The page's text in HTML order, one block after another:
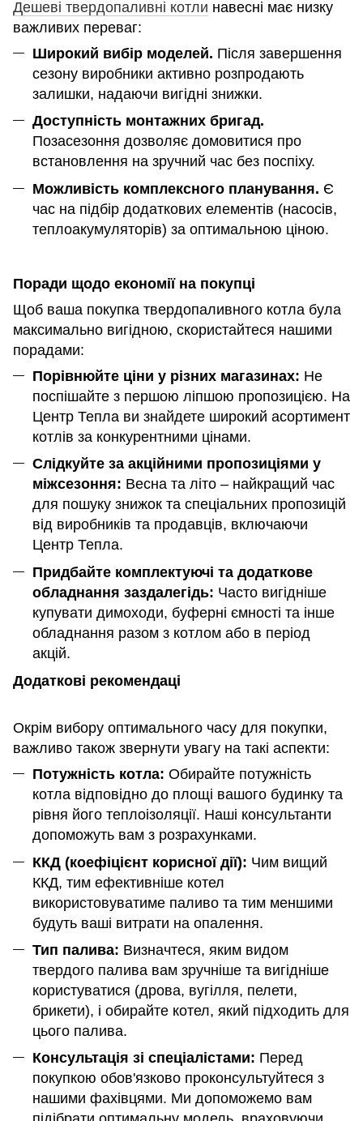
Дешеві твердопаливні котли навесні має низку
важливих переваг:
Широкий вибір моделей. Після завершення
сезону виробники активно розпродають
залишки, надаючи вигідні знижки.
Доступність монтажних бригад.
Позасезоння дозволяє домовитися про
встановлення на зручний час без поспіху.
Можливість комплексного планування. Є
час на підбір додаткових елементів (насосів,
теплоакумуляторів) за оптимальною ціною.
Поради щодо економії на покупці
Щоб ваша покупка твердопаливного котла була
максимально вигідною, скористайтеся нашими
порадами:
Порівнюйте ціни у різних магазинах: Не
поспішайте з першою ліпшою пропозицією. На
Центр Тепла ви знайдете широкий асортимент
котлів за конкурентними цінами.
Слідкуйте за акційними пропозиціями у
міжсезоння: Весна та літо – найкращий час
для пошуку знижок та спеціальних пропозицій
від виробників та продавців, включаючи
Центр Тепла.
Придбайте комплектуючі та додаткове
обладнання заздалегідь: Часто вигідніше
купувати димоходи, буферні ємності та інше
обладнання разом з котлом або в період
акцій.
Додаткові рекомендаці
Окрім вибору оптимального часу для покупки,
важливо також звернути увагу на такі аспекти:
Потужність котла: Обирайте потужність
котла відповідно до площі вашого будинку та
рівня його теплоізоляції. Наші консультанти
допоможуть вам з розрахунками.
ККД (коефіцієнт корисної дії): Чим вищий
ККД, тим ефективніше котел
використовуватиме паливо та тим меншими
будуть ваші витрати на опалення.
Тип палива: Визначтеся, яким видом
твердого палива вам зручніше та вигідніше
користуватися (дрова, вугілля, пелети,
брикети), і обирайте котел, який підходить для
цього палива.
Консультація зі спеціалістами: Перед
покупкою обов'язково проконсультуйтеся з
нашими фахівцями. Ми допоможемо вам